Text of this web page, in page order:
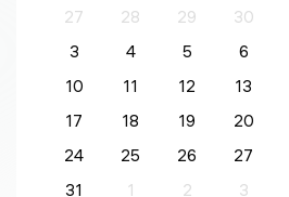
27
28 29 30
3
4 5 6
10
11 12 13
17
18 19 20
24
25 26 27
31
1 2 3